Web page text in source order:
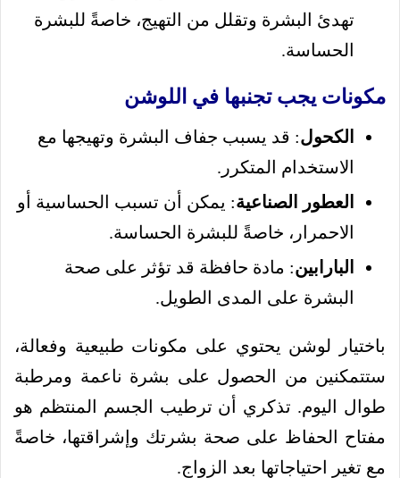
تهدئ البشرة وتقلل من التهيج، خاصةً للبشرة
الحساسة.
مكونات يجب تجنبها في اللوشن
الكحول: قد يسبب جفاف البشرة وتهيجها مع
الاستخدام المتكرر.
العطور الصناعية: يمكن أن تسبب الحساسية أو
الاحمرار، خاصةً للبشرة الحساسة.
البارابين: مادة حافظة قد تؤثر على صحة
البشرة على المدى الطويل.
باختيار لوشن يحتوي على مكونات طبيعية وفعالة،
ستتمكنين من الحصول على بشرة ناعمة ومرطبة
طوال اليوم. تذكري أن ترطيب الجسم المنتظم هو
مفتاح الحفاظ على صحة بشرتك وإشراقتها، خاصةً
مع تغير احتياجاتها بعد الزواج.